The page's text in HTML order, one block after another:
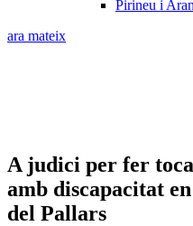
Pirineu i Aran
ara mateix
A judici per fer
amb discapacitat
del Pallars